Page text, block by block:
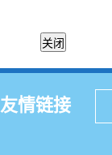
友情链接